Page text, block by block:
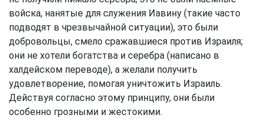
войска, нанятые для служения Иавину (такие часто
подводят в чрезвычайной ситуации), это были
добровольцы, смело сражавшиеся против Израиля;
они не хотели богатства и серебра (написано в
халдейском переводе), а желали получить
удовлетворение, помогая уничтожить Израиль.
Действуя согласно этому принципу, они были
особенно грозными и жестокими.